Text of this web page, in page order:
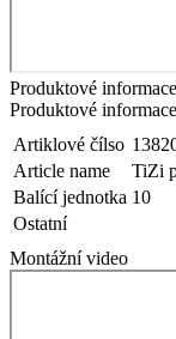
Produktové informace
Produktové informace
Artiklové čílso
Article name
TiZi
Balící jednotka 10
Ostatní
Montážní video